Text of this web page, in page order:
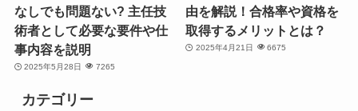
なしでも問題ない? 主任技
術者として必要な要件や仕
事内容を説明
2025年5月28日 7265
由を解説！合格率や資格を
取得するメリットとは？
2025年4月21日 6675
カテゴリー